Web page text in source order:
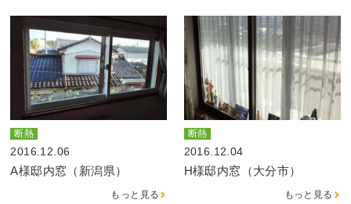
断熱
2016.12.06
A様邸内窓（新潟県）
もっと見る
断熱
2016.12.04
H様邸内窓（大分市）
もっと見る